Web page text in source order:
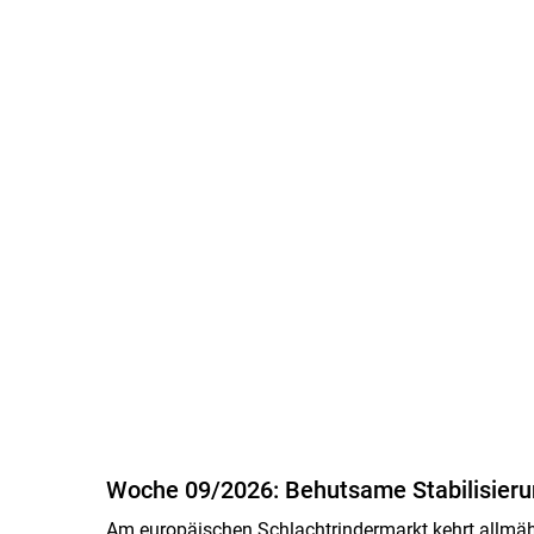
Woche 09/2026: Behutsame
Am europäischen Schlachtrindermarkt kehrt